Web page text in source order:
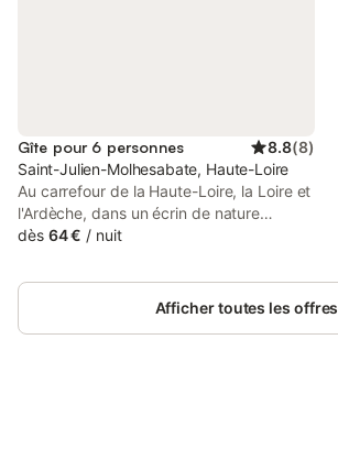
Gîte pour 6 personnes 8.8(8)
Saint-Julien-Molhesabate, Haute-Loire
Au carrefour de la Haute-Loire, la Loire et
l'Ardèche, dans un écrin de nature
préservée se trouve le village de Saint
environnement calme et verdoyant, ce
gîte de plain pied est le pied-à-terre idéal
dès 64 € / nuit
Afficher toutes les offres